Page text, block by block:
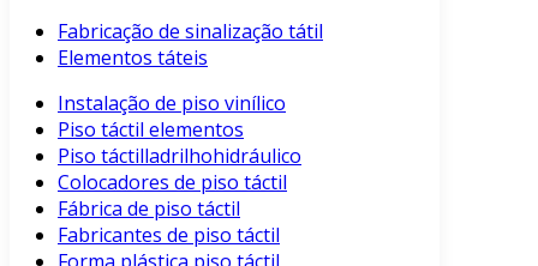
Fabricação de sinalização tátil
Elementos táteis
Instalação de piso vinílico
Piso táctil elementos
Piso táctilladrilhohidráulico
Colocadores de piso táctil
Fábrica de piso táctil
Fabricantes de piso táctil